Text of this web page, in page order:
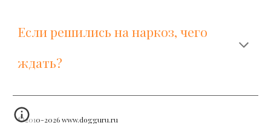
Если решились на наркоз, чего
ждать?
©2010-2026 www.dogguru.ru